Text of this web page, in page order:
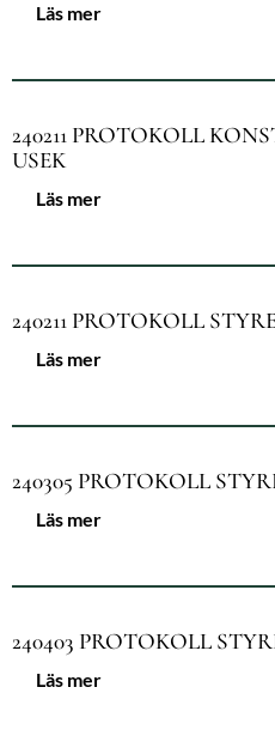
Läs mer
240211 PROTOKOLL
USEK
Läs mer
240211 PROTOKOLL
Läs mer
240305 PROTOKOLL
Läs mer
240403 PROTOKOLL
Läs mer